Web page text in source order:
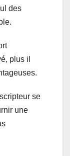
des
plus il
se
une